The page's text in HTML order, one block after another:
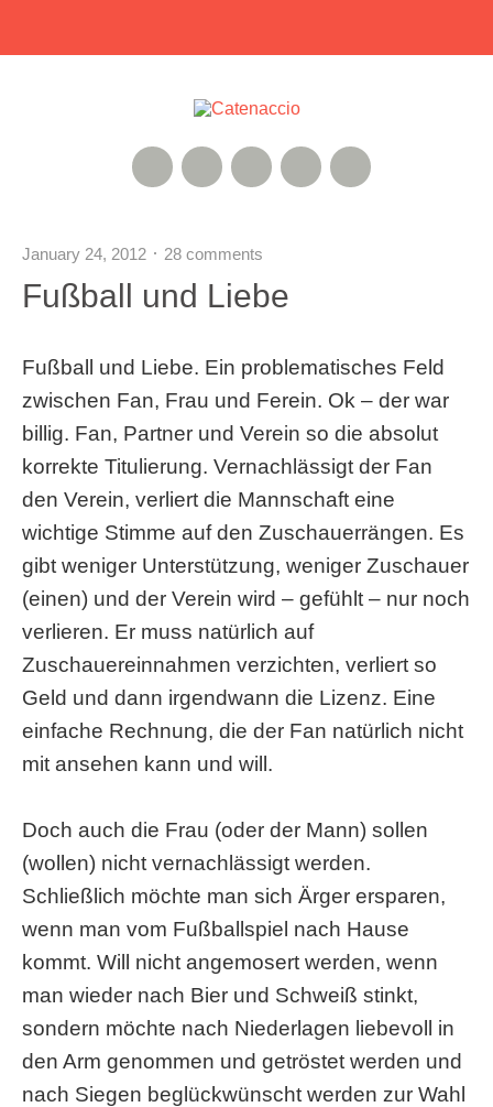
Twitter
Google+
Instagram
Xing
RSS Feed
January 24, 2012 28 comments
Fußball und Liebe
Fußball und Liebe. Ein problematisches Feld
zwischen Fan, Frau und Ferein. Ok – der war
billig. Fan, Partner und Verein so die absolut
korrekte Titulierung. Vernachlässigt der Fan
den Verein, verliert die Mannschaft eine
wichtige Stimme auf den Zuschauerrängen. Es
gibt weniger Unterstützung, weniger Zuschauer
(einen) und der Verein wird – gefühlt – nur noch
verlieren. Er muss natürlich auf
Zuschauereinnahmen verzichten, verliert so
Geld und dann irgendwann die Lizenz. Eine
einfache Rechnung, die der Fan natürlich nicht
mit ansehen kann und will.
Doch auch die Frau (oder der Mann) sollen
(wollen) nicht vernachlässigt werden.
Schließlich möchte man sich Ärger ersparen,
wenn man vom Fußballspiel nach Hause
kommt. Will nicht angemosert werden, wenn
man wieder nach Bier und Schweiß stinkt,
sondern möchte nach Niederlagen liebevoll in
den Arm genommen und getröstet werden und
nach Siegen beglückwünscht werden zur Wahl